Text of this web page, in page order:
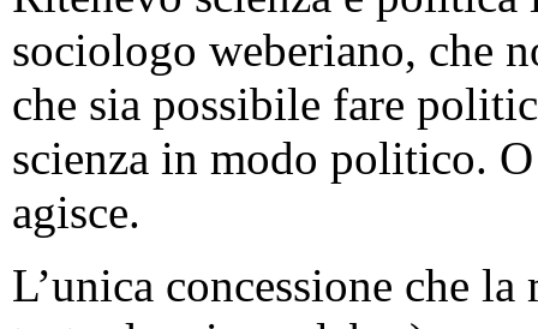
sociologo weberiano, che
che sia possibile fare
scienza in modo politico.
agisce.
L’unica concessione che